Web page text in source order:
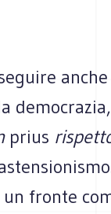
prius
fronte